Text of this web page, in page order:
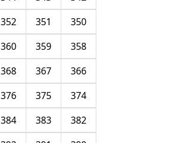
350
351
352
358
359
360
366
367
368
374
375
376
382
383
384